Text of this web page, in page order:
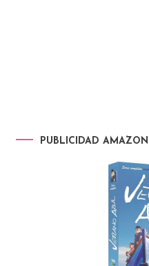
PUBLICIDAD AMAZON